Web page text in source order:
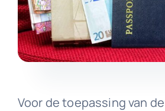
Voor de toepassing van